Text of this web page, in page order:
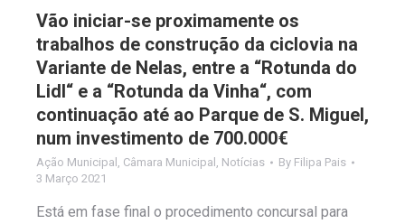
Vão iniciar-se proximamente os
trabalhos de construção da ciclovia na
Variante de Nelas, entre a “Rotunda do
Lidl“ e a “Rotunda da Vinha“, com
continuação até ao Parque de S. Miguel,
num investimento de 700.000€
Ação Municipal Câmara Municipal Notícias By Filipa Pais
3 Março 2021
Está em fase final o procedimento concursal para